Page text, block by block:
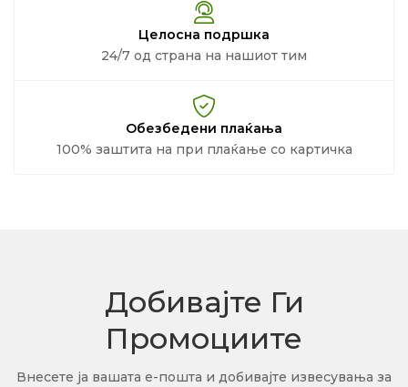
Целосна подршка
24/7 од страна на нашиот тим
Обезбедени плаќања
100% заштита на при плаќање со картичка
Добивајте Ги
Промоциите
Внесете ја вашата е-пошта и добивајте извесувања за